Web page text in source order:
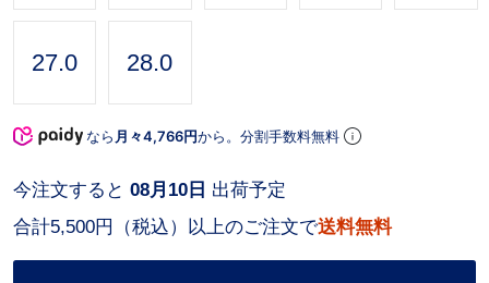
27.0 28.0
なら 月々4,766円から。分割手数料無料
合計5,500円（税込）以上のご注文で送料無料
今注文すると 08月10日 出荷予定